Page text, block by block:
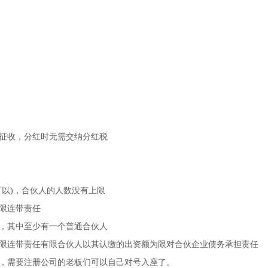
收，分红时无需交纳分红税
)，合伙人的人数没有上限
连带责任
其中至少有一个普通合伙人
连带责任有限合伙人以其认缴的出资额为限对合伙企业债务承担责任
要注册公司的老板们可以自己对号入座了。